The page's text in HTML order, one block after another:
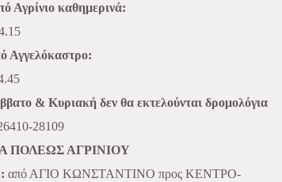
Αγρίνιο καθημερινά:
Αγγελόκαστρο:
& Κυριακή δεν θα εκτελούνται δρομολόγια
28109
ΠΟΛΕΩΣ ΑΓΡΙΝΙΟΥ
από ΑΓΙΟ ΚΩΝΣΤΑΝΤΙΝΟ προς ΚΕΝΤΡΟ-